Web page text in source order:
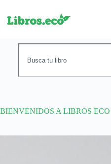
BIENVENIDOS A LIBROS ECO